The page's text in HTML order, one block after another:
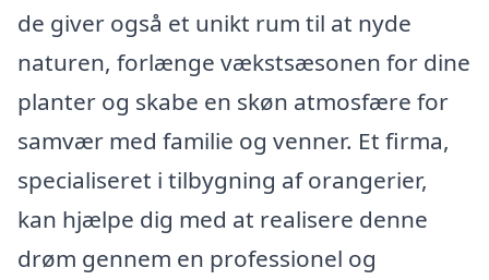
de giver også et unikt rum til at nyde
naturen, forlænge vækstsæsonen for dine
planter og skabe en skøn atmosfære for
samvær med familie og venner. Et firma,
specialiseret i tilbygning af orangerier,
kan hjælpe dig med at realisere denne
drøm gennem en professionel og